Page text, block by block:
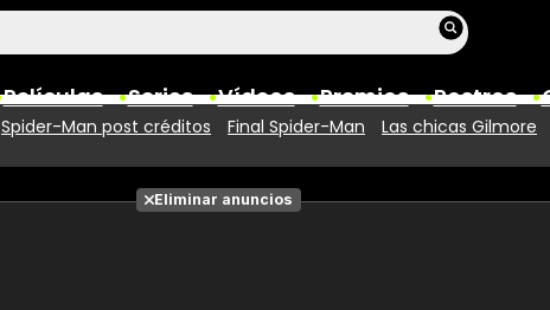
Películas Series Vídeos Premios Rostros
Fotos
Spider-Man post créditos Final Spider-Man Las chicas Gilmore
Eliminar anuncios